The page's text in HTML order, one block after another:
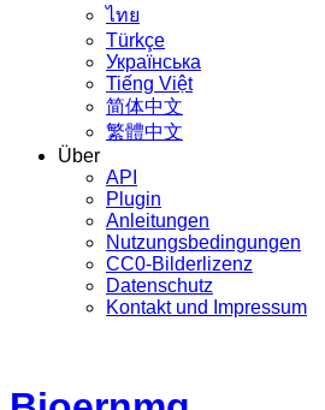
ไทย
Türkçe
Українська
Tiếng Việt
简体中文
繁體中文
Über
API
Plugin
Anleitungen
Nutzungsbedingungen
CC0-Bilderlizenz
Datenschutz
Kontakt und Impressum